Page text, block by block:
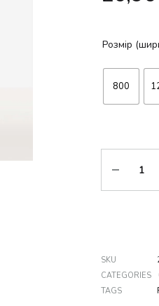
Розмір
800
SKU
CATEGORIES
TAGS